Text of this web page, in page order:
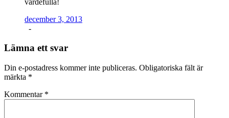
december 3, 2013
-
Lämna ett svar
Din e-postadress kommer inte publiceras. Obligatoriska fält är
märkta *
Kommentar *